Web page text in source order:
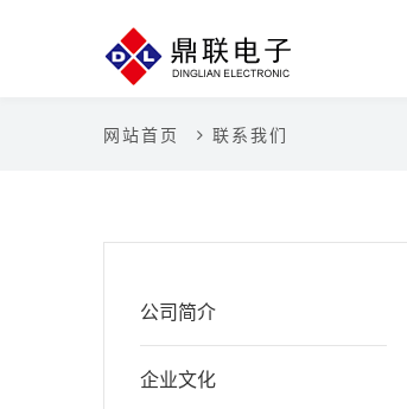
网站首页 联系我们
公司简介
企业文化